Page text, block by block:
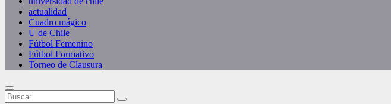
actualidad
Cuadro mágico
U de Chile
Fútbol Femenino
Fútbol Formativo
Torneo de Clausura